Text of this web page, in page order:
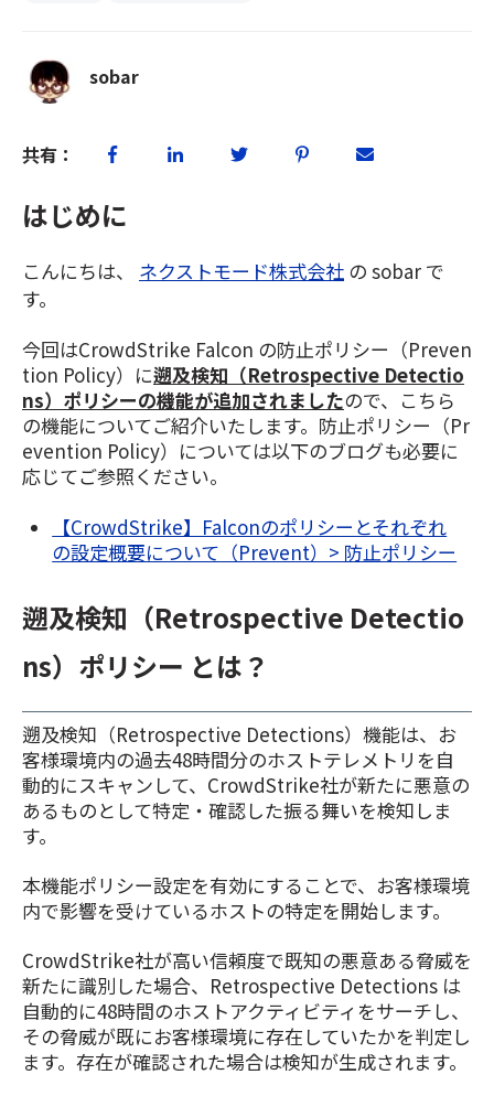
sobar
共有：
はじめに
こんにちは、 ネクストモード株式会社 の sobar で
す。
今回はCrowdStrike Falcon の防止ポリシー（Preven
tion Policy）に遡及検知（Retrospective Detectio
ns）ポリシーの機能が追加されましたので、こちら
の機能についてご紹介いたします。防止ポリシー（Pr
evention Policy）については以下のブログも必要に
応じてご参照ください。
【CrowdStrike】Falconのポリシーとそれぞれ
の設定概要について（Prevent）> 防止ポリシー
遡及検知（Retrospective Detectio
ns）ポリシー とは？
遡及検知（Retrospective Detections）機能は、お
客様環境内の過去48時間分のホストテレメトリを自
動的にスキャンして、CrowdStrike社が新たに悪意の
あるものとして特定・確認した振る舞いを検知しま
す。
本機能ポリシー設定を有効にすることで、お客様環境
内で影響を受けているホストの特定を開始します。
CrowdStrike社が高い信頼度で既知の悪意ある脅威を
新たに識別した場合、Retrospective Detections は
自動的に48時間のホストアクティビティをサーチし、
その脅威が既にお客様環境に存在していたかを判定し
ます。存在が確認された場合は検知が生成されます。